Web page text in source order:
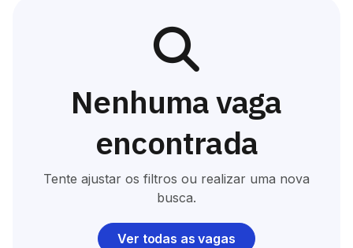
Nenhuma vaga
encontrada
Tente ajustar os filtros ou realizar uma nova
busca.
Ver todas as vagas